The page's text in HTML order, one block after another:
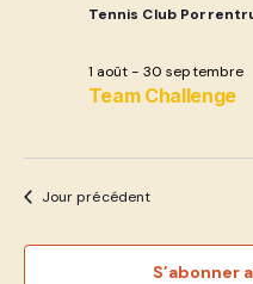
2026Tennis Club
Team Challenge
1 août- 30 septembre
Jour précédent
S’abonner